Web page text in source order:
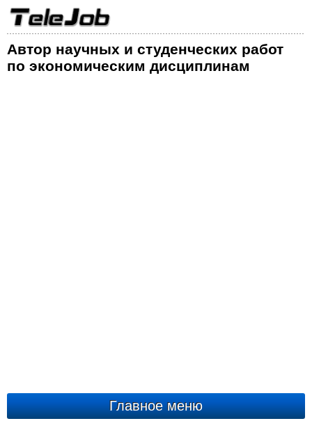
Автор научных и студенческих работ
по экономическим дисциплинам
Главное меню